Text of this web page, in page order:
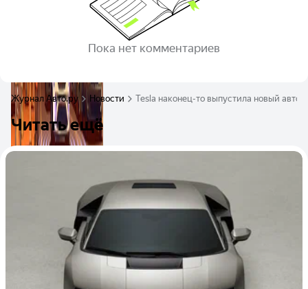
Пока нет комментариев
Журнал Авто.ру Новости Tesla наконец-то выпустила новый
Читать ещё